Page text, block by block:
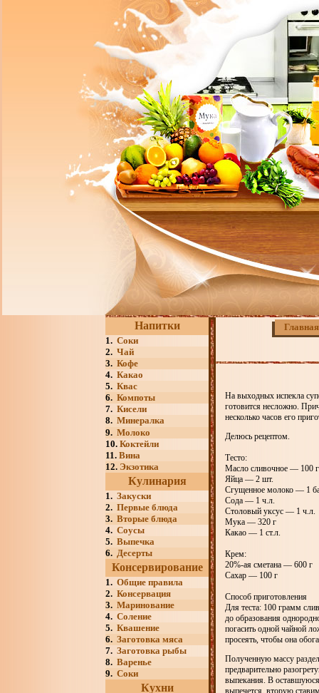
Напитки
1. Соки
2. Чай
3. Кофе
4. Какао
5. Квас
6. Компоты
7. Кисели
8. Минералка
9. Молоко
10. Коктейли
11. Вина
12. Экзотика
Кулинария
1. Закуски
2. Первые блюда
3. Вторые блюда
4. Соусы
5. Выпечка
6. Десерты
Консервирование
1. Общие правила
2. Консервация
3. Маринование
4. Соление
5. Квашение
6. Заготовка мяса
7. Заготовка рыбы
8. Варенье
9. Соки
Кухни
Главная
На выходных испекла
готовится несложно.
несколько часов его
Делюсь рецептом.
Тесто:
Масло сливочное — 100
Яйца — 2 шт.
Сгущенное молоко — 1
Сода — 1 ч.л.
Столовый уксус — 1 ч.л.
Мука — 320 г
Какао — 1 ст.л.
Крем:
20%-ая сметана — 600 г
Сахар — 100 г
Способ приготовления
Для теста: 100 грамм
до образования
погасить одной чайной
просеять, чтобы она
Полученную массу
предварительно
выпекания. В оставшуюся
выпечется, вторую